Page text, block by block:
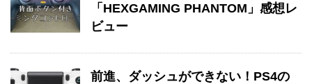
「HEXGAMING PHANTOM」感想レ
ビュー
前進、ダッシュができない！PS4の